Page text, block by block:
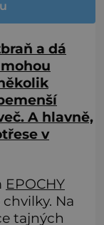
a dá
A hlavně,
v
EPOCHY
Na
tajných